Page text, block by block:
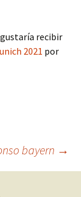
recibir
2021 por
bayern →